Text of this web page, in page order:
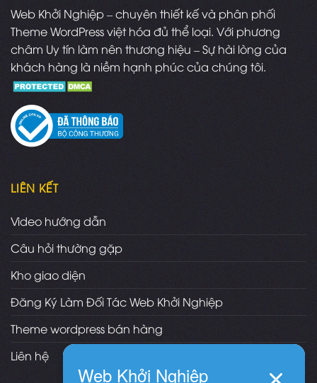
Web Khởi Nghiệp – chuyên thiết kế và phân phối
Theme WordPress việt hóa đủ thể loại. Với phương
châm Uy tín làm nên thương hiệu – Sự hài lòng của
khách hàng là niềm hạnh phúc của chúng tôi.
LIÊN KẾT
Video hướng dẫn
Câu hỏi thường gặp
Kho giao diện
Đăng Ký Làm Đối Tác Web Khởi Nghiệp
Theme wordpress bán hàng
Liên hệ